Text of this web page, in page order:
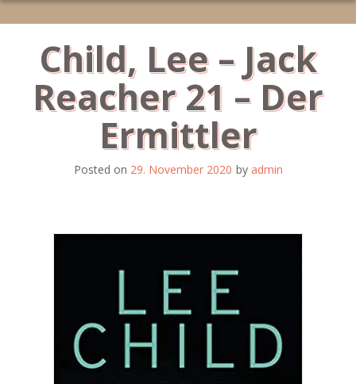
Child, Lee – Jack
Reacher 21 – Der
Ermittler
Posted on 29. November 2020 by admin